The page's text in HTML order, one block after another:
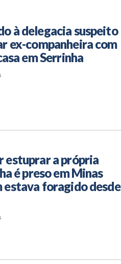
à delegacia suspeito
ex-companheira com
em Serrinha
estuprar a própria
é preso em Minas
estava foragido desde